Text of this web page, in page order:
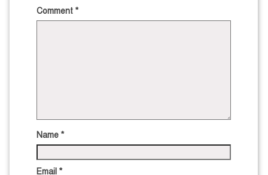
Comment *
Name *
Email *